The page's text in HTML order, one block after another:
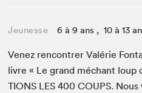
Jeunesse 6 à 9 ans , 10 à 13
Venez ren­con­tr­er Valérie
livre « Le grand méchant loup
TIONS LES 400 COUPS. Nous